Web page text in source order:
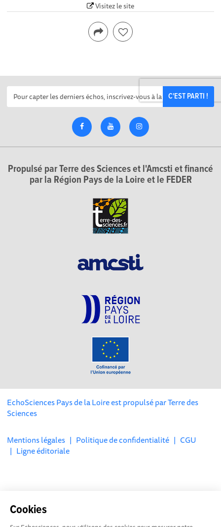
Cookies
Visitez le site
C'EST PARTI !
Propulsé par Terre des Sciences et l'Amcsti et financé
par la Région Pays de la Loire et le FEDER
EchoSciences Pays de la Loire est propulsé parTerre des
Sciences
Mentions légales | Politique de confidentialité | CGU
| Ligne éditoriale